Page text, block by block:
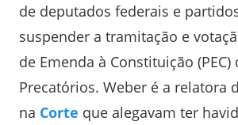
de deputados federais e
suspender a tramitação e
de Emenda à Constituição (PEC)
Precatórios. Weber é a relatora
na Corte que alegavam ter